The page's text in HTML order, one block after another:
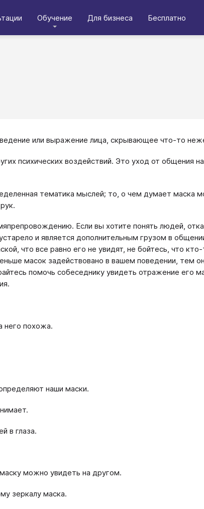
Обучение Для бизнеса Бесплатно
или выражение лица, скрывающее что-то
психических воздействий. Это уход от общения
тематика мыслей; то, о чем думает маска
Если вы хотите понять людей,
и является дополнительным грузом в
что все равно его не увидят, не бойтесь, что
масок задействовано в вашем поведении, тем
помочь собеседнику увидеть отражение его
него похожа.
наши маски.
в глаза.
можно увидеть на другом.
зеркалу маска.